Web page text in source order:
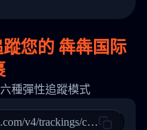
"United
2,
[
03-08 04: 22: 00",
"Departed
"Departed Facility
您的 犇犇国际
種彈性追蹤模式
v4/trackings/create